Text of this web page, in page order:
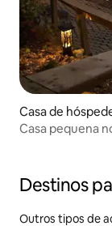
Casa de
Casa pequena
Destinos
Outros tipos de